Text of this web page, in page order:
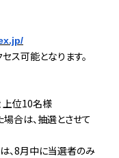
ス可能となります。
上位10名様
合は、抽選とさせて
、8月中に当選者のみ